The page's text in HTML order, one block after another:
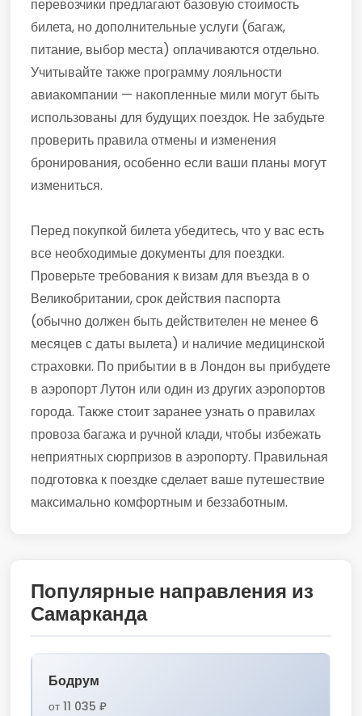
перевозчики предлагают базовую стоимость
билета, но дополнительные услуги (багаж,
питание, выбор места) оплачиваются отдельно.
Учитывайте также программу лояльности
авиакомпании — накопленные мили могут быть
использованы для будущих поездок. Не забудьте
проверить правила отмены и изменения
бронирования, особенно если ваши планы могут
измениться.
Перед покупкой билета убедитесь, что у вас есть
все необходимые документы для поездки.
Проверьте требования к визам для въезда в о
Великобритании, срок действия паспорта
(обычно должен быть действителен не менее 6
месяцев с даты вылета) и наличие медицинской
страховки. По прибытии в в Лондон вы прибудете
в аэропорт Лутон или один из других аэропортов
города. Также стоит заранее узнать о правилах
провоза багажа и ручной клади, чтобы избежать
неприятных сюрпризов в аэропорту. Правильная
подготовка к поездке сделает ваше путешествие
максимально комфортным и беззаботным.
Популярные направления из
Самарканда
Бодрум
от 11 035 ₽